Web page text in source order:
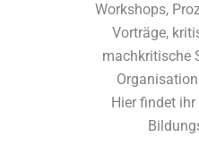
Workshops,
Vorträge,
machkritische
Hier findet